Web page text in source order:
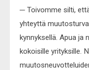
─ Toivomme silti,
yhteyttä
kynnyksellä. Apua ja
kokoisille yrityksille.